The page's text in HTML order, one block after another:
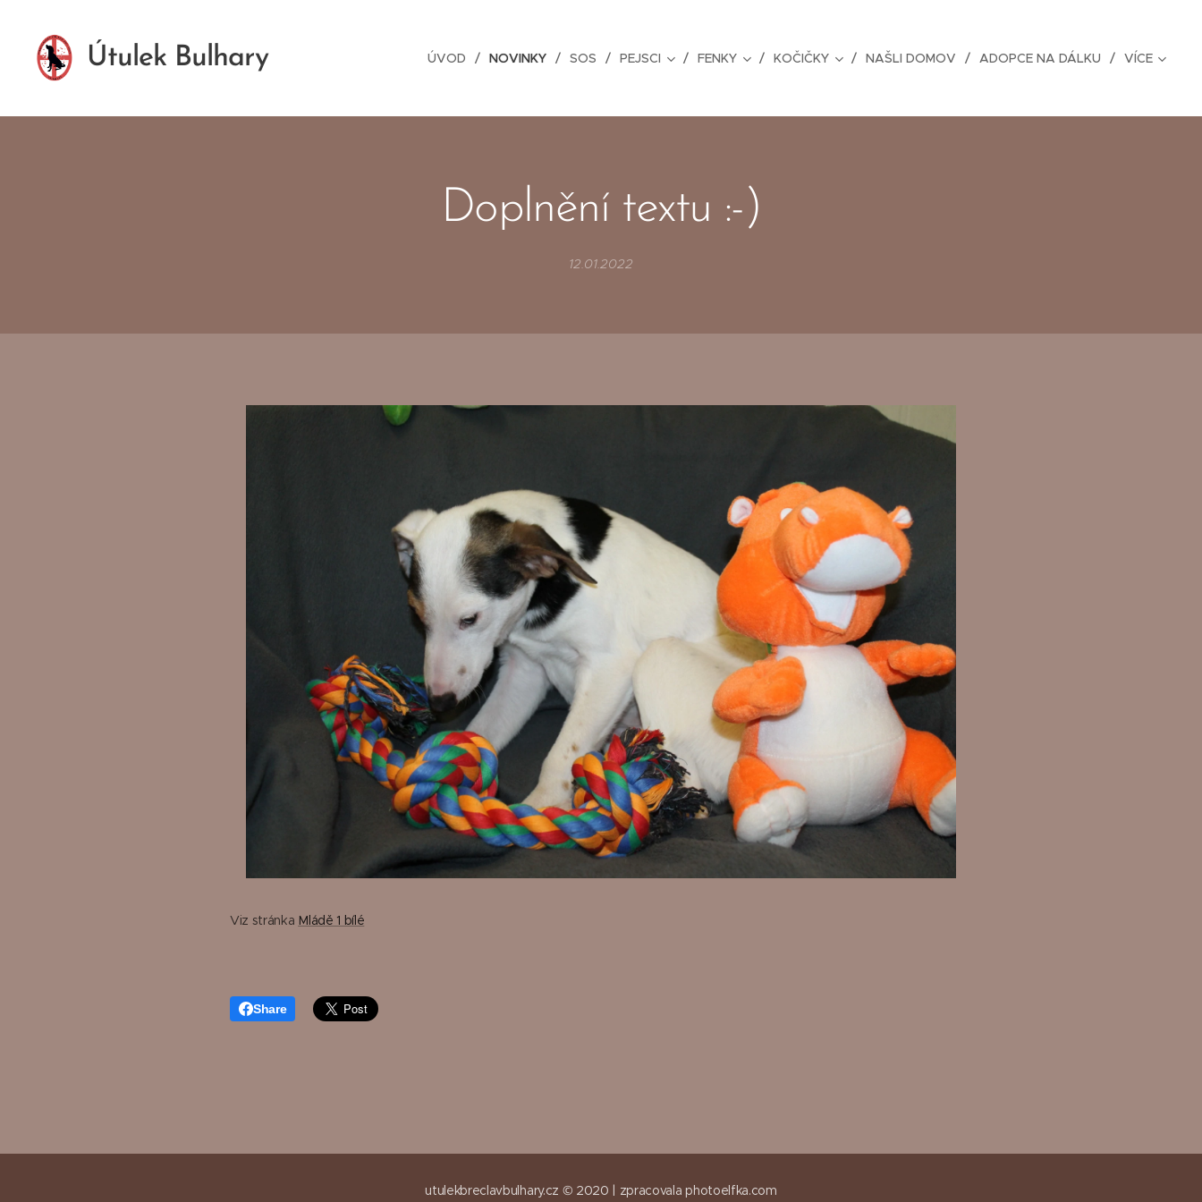
Útulek Bulhary ÚVOD NOVINKY SOS PEJSCI FENKY KOČIČKY NAŠLI DOMOV ADOPCE NA DÁLKU VÍCE
Doplnění textu :-)
12.01.2022
Viz stránka Mládě 1 bílé
Share
utulekbreclavbulhary.cz © 2020 | zpracovala photoelfka.com